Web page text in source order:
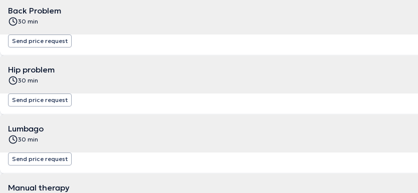
Back Problem
30 min
Send price request
Hip problem
30 min
Send price request
Lumbago
30 min
Send price request
Manual therapy